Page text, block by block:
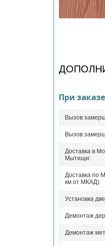
При
Вызов
Вызов
Доставка в
Мытищи:
Доставка по
км от МКАД):
Установка
Демонтаж
Демонтаж